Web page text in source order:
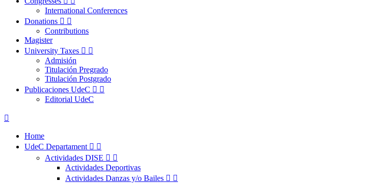
International Conferences
Donations  
Contributions
Magister
University Taxes  
Admisión
Titulación Pregrado
Titulación Postgrado
Publicaciones UdeC  
Editorial UdeC

Home
UdeC Departament  
Actividades DISE  
Actividades Deportivas
Actividades Danzas y/o Bailes  